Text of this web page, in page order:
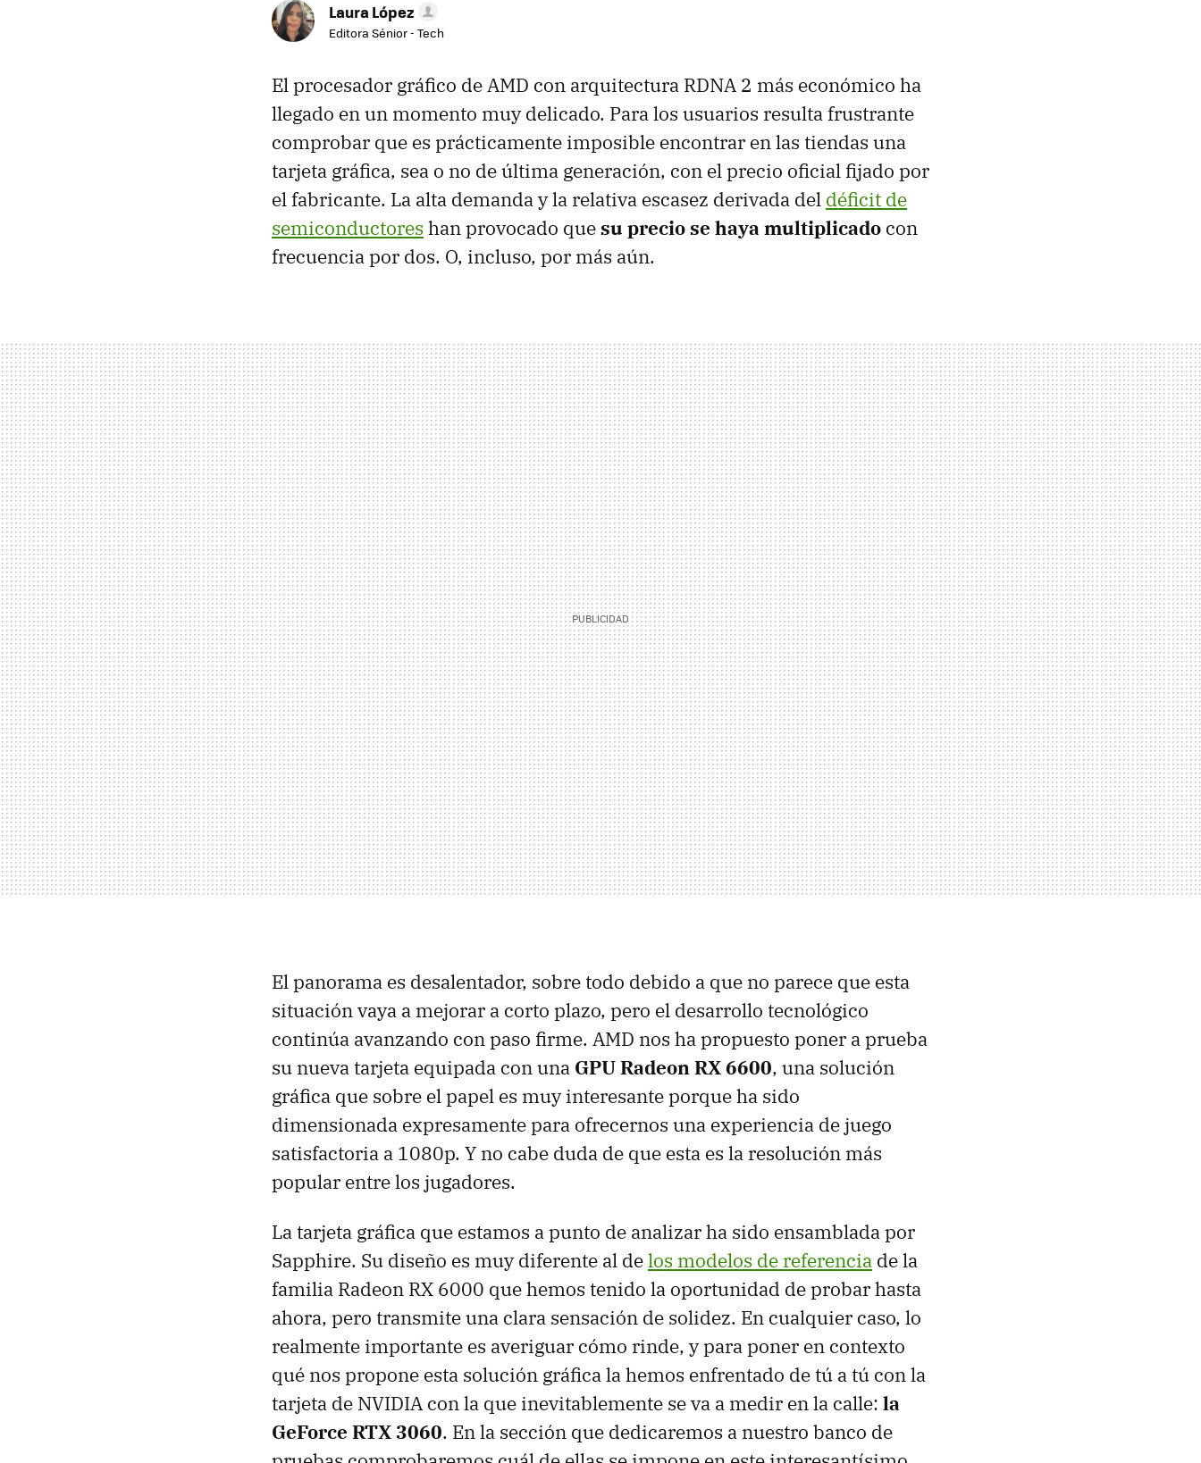
Laura López
Editora Sénior - Tech
El procesador gráfico de AMD con arquitectura RDNA 2 más económico ha
llegado en un momento muy delicado. Para los usuarios resulta frustrante
comprobar que es prácticamente imposible encontrar en las tiendas una
tarjeta gráfica, sea o no de última generación, con el precio oficial fijado por
el fabricante. La alta demanda y la relativa escasez derivada del déficit de
semiconductores han provocado quesu precio se haya multiplicado con
frecuencia por dos. O, incluso, por más aún.
El panorama es desalentador, sobre todo debido a que no parece que esta
situación vaya a mejorar a corto plazo, pero el desarrollo tecnológico
continúa avanzando con paso firme. AMD nos ha propuesto poner a prueba
su nueva tarjeta equipada con una GPU Radeon RX 6600, una solución
gráfica que sobre el papel es muy interesante porque ha sido
dimensionada expresamente para ofrecernos una experiencia de juego
satisfactoria a 1080p. Y no cabe duda de que esta es la resolución más
popular entre los jugadores.
La tarjeta gráfica que estamos a punto de analizar ha sido ensamblada por
Sapphire. Su diseño es muy diferente al delos modelos de referencia de la
familia Radeon RX 6000 que hemos tenido la oportunidad de probar hasta
ahora, pero transmite una clara sensación de solidez. En cualquier caso, lo
realmente importante es averiguar cómo rinde, y para poner en contexto
qué nos propone esta solución gráfica la hemos enfrentado de tú a tú con la
tarjeta de NVIDIA con la que inevitablemente se va a medir en la calle: la
GeForce RTX 3060. En la sección que dedicaremos a nuestro banco de